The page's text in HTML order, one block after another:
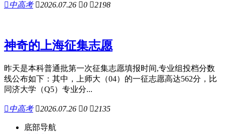
中高考 2026.07.26 0 2198
神奇的上海征集志愿
昨天是本科普通批第一次征集志愿填报时间,专业组投档分数
线公布如下：其中，上师大（04）的一征志愿高达562分，比
同济大学（Q5）专业分...
中高考 2026.07.26 0 2135
底部导航